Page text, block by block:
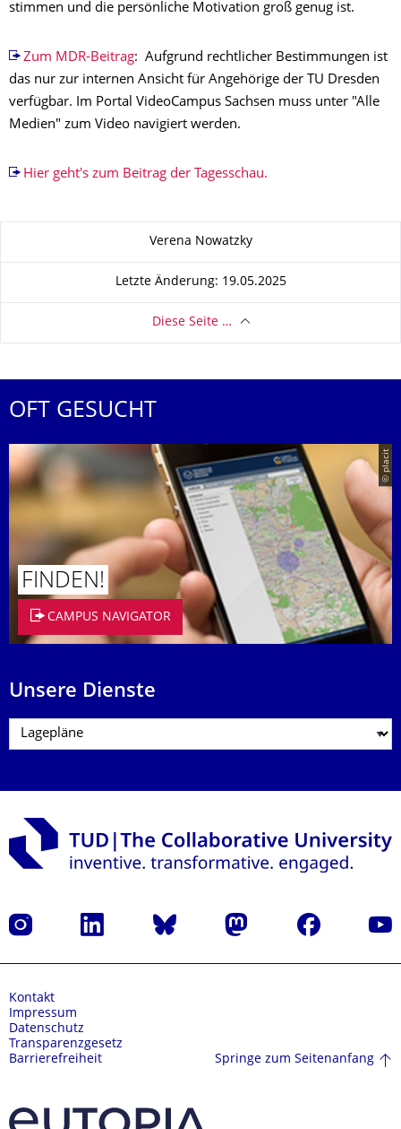
stimmen und die persönliche Motivation groß genug ist.
Zum MDR-Beitrag: Aufgrund rechtlicher Bestimmungen ist
das nur zur internen Ansicht für Angehörige der TU Dresden
verfügbar. Im Portal VideoCampus Sachsen muss unter "Alle
Medien" zum Video navigiert werden.
Hier geht's zum Beitrag der Tagesschau.
Verena Nowatzky
Letzte Änderung: 19.05.2025
Diese Seite …
OFT GESUCHT
© placit
FINDEN!
CAMPUS NAVIGATOR
Unsere Dienste
Instagram LinkedIn Bluesky Mastodon Facebook
Kontakt
Impressum
Datenschutz
Transparenzgesetz
Barrierefreiheit
Springe zum Seitenanfang